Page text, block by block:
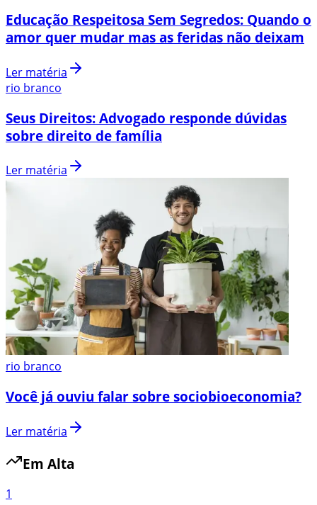
Educação Respeitosa Sem Segredos: Quando o
amor quer mudar mas as feridas não deixam
Ler matéria
rio branco
Seus Direitos: Advogado responde dúvidas
sobre direito de família
Ler matéria
rio branco
Você já ouviu falar sobre sociobioeconomia?
Ler matéria
Em Alta
1